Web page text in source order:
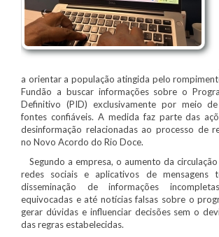
a orientar a população atingida pelo
Fundão a buscar informações sobre o
Definitivo (PID) exclusivamente por meio
fontes confiáveis. A medida faz parte das
desinformação relacionadas ao processo de
no Novo Acordo do Rio Doce.
Segundo a empresa, o aumento da
redes sociais e aplicativos de mensagens
disseminação de informações
equivocadas e até notícias falsas sobre o
gerar dúvidas e influenciar decisões sem o
das regras estabelecidas.